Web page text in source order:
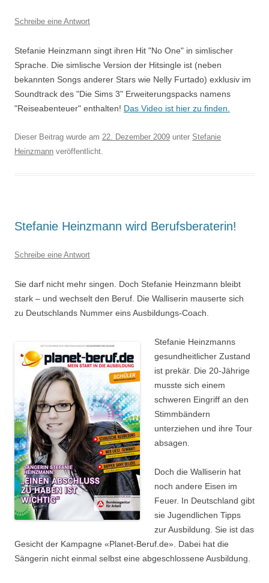
Schreibe eine Antwort
Stefanie Heinzmann singt ihren Hit "No One" in simlischer
Sprache. Die simlische Version der Hitsingle ist (neben
bekannten Songs anderer Stars wie Nelly Furtado) exklusiv im
Soundtrack des "Die Sims 3" Erweiterungspacks namens
"Reiseabenteuer" enthalten! Das Video ist hier zu finden.
Dieser Beitrag wurde am 22. Dezember 2009 unter Stefanie
Heinzmann veröffentlicht.
Stefanie Heinzmann wird Berufsberaterin!
Schreibe eine Antwort
Sie darf nicht mehr singen. Doch Stefanie Heinzmann bleibt
stark – und wechselt den Beruf. Die Walliserin mauserte sich
zu Deutschlands Nummer eins Ausbildungs-Coach.
Stefanie Heinzmanns
gesundheitlicher Zustand
ist prekär. Die 20-Jährige
musste sich einem
schweren Eingriff an den
Stimmbändern
unterziehen und ihre Tour
absagen.
Doch die Walliserin hat
noch andere Eisen im
Feuer. In Deutschland gibt
sie Jugendlichen Tipps
zur Ausbildung. Sie ist das
Gesicht der Kampagne «Planet-Beruf.de». Dabei hat die
Sängerin nicht einmal selbst eine abgeschlossene Ausbildung.